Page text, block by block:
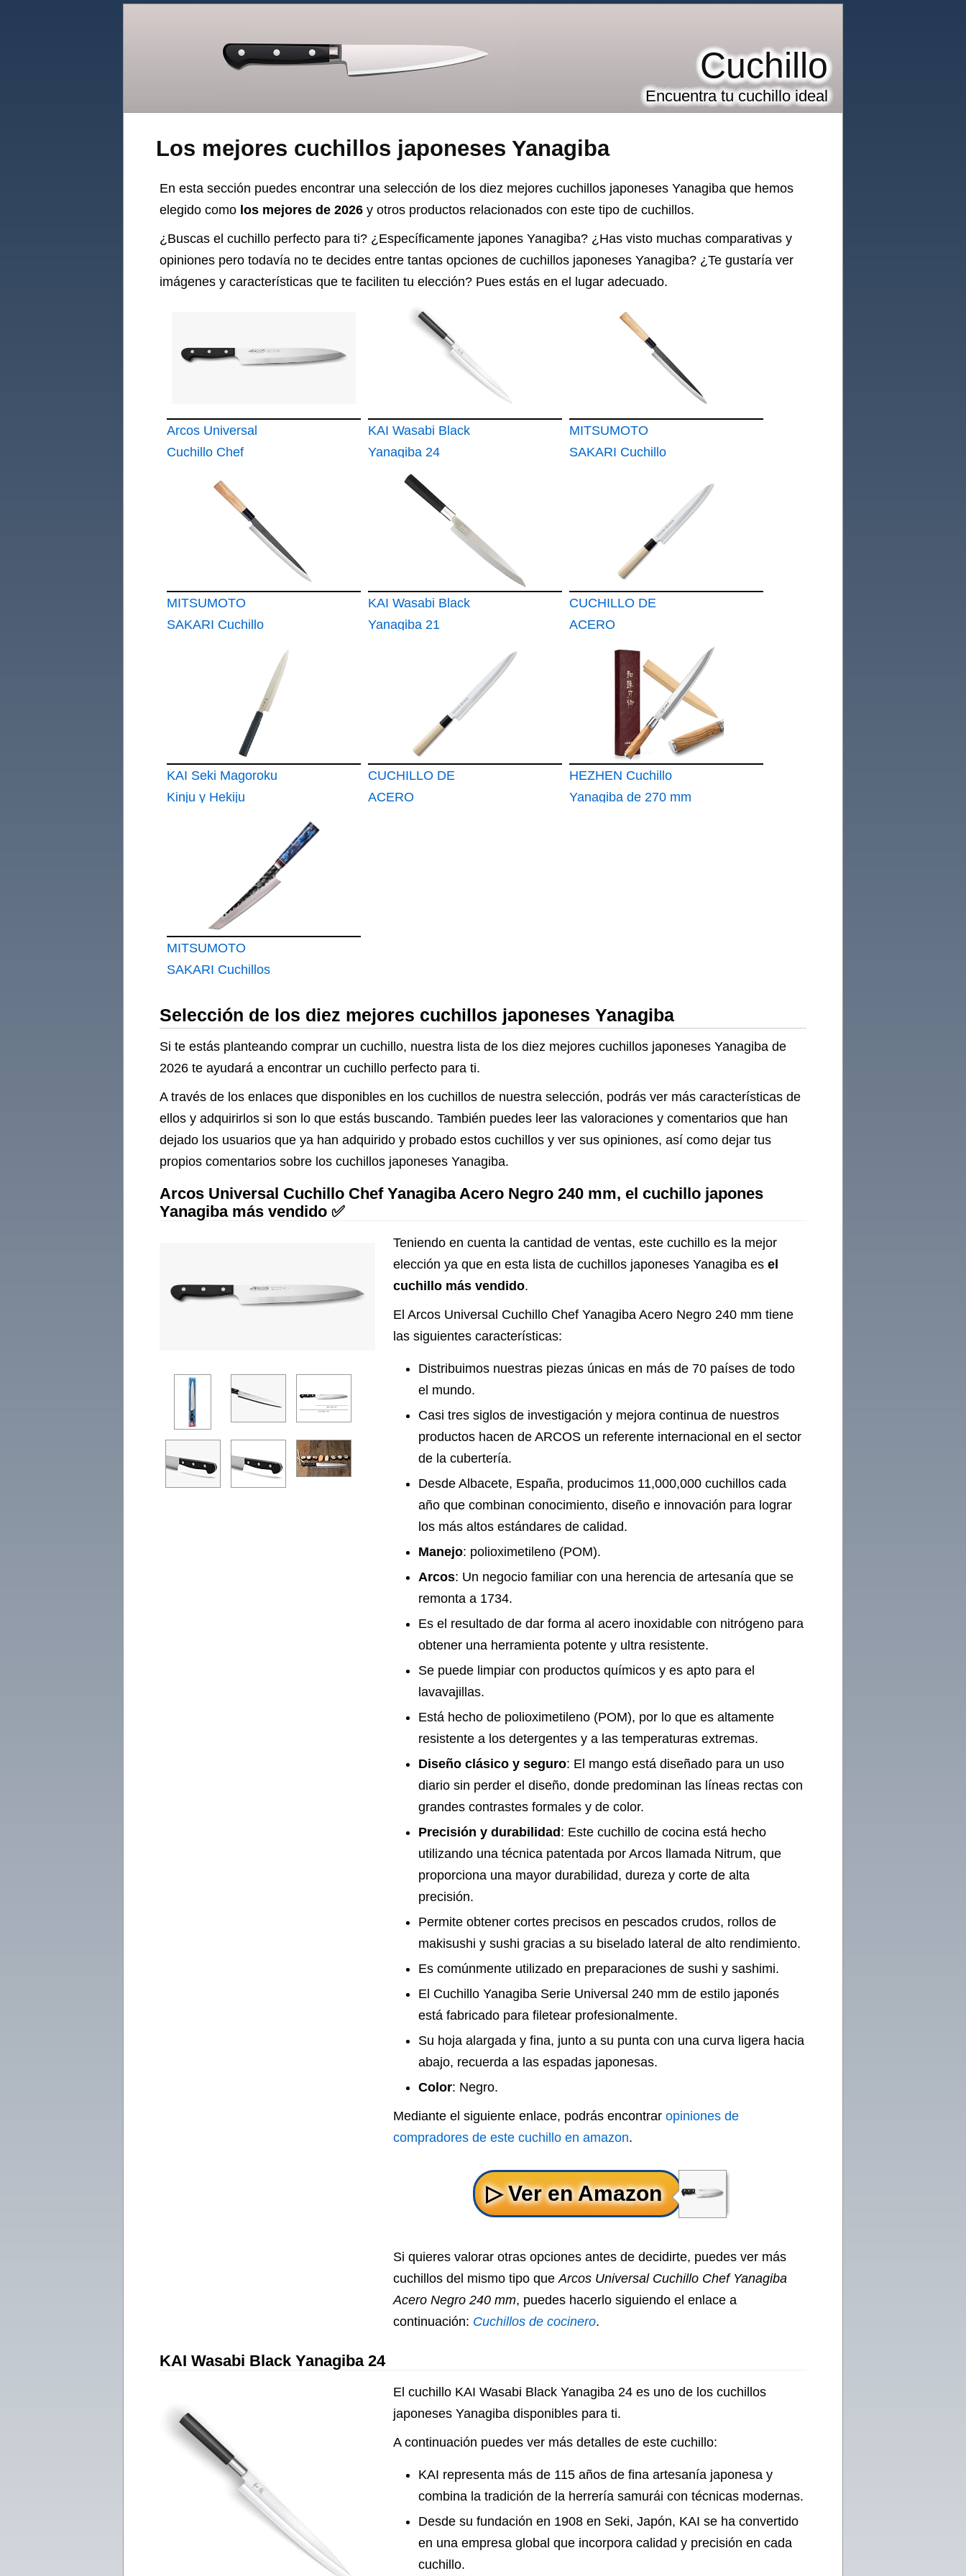
Los mejores cuchillos japoneses Yanagiba
Cuchillo
Encuentra tu cuchillo ideal
En esta sección puedes encontrar una selección de los diez mejores cuchillos japoneses Yanagiba que hemos
elegido como los mejores de 2026 y otros productos relacionados con este tipo de cuchillos.
¿Buscas el cuchillo perfecto para ti? ¿Específicamente japones Yanagiba? ¿Has visto muchas comparativas y
opiniones pero todavía no te decides entre tantas opciones de cuchillos japoneses Yanagiba? ¿Te gustaría ver
imágenes y características que te faciliten tu elección? Pues estás en el lugar adecuado.
Arcos Universal
Cuchillo Chef
Negro 240 mm
KAI Wasabi Black
Yanagiba 24
MITSUMOTO
SAKARI Cuchillo
MITSUMOTO
SAKARI Cuchillo
KAI Wasabi Black
Yanagiba 21
CUCHILLO DE
ACERO
INOXIDABLE CON
MANGO DE
MADERA DE
ARCENIPON
YANAGIBA 24 cm 3C
KAI Seki Magoroku
Kinju y Hekiju
CUCHILLO DE
ACERO
HEZHEN Cuchillo
Yanagiba de 270 mm
MITSUMOTO
SAKARI Cuchillos
Selección de los diez mejores cuchillos japoneses Yanagiba
Si te estás planteando comprar un cuchillo, nuestra lista de los diez mejores cuchillos japoneses Yanagiba de
2026 te ayudará a encontrar un cuchillo perfecto para ti.
A través de los enlaces que disponibles en los cuchillos de nuestra selección, podrás ver más características de
ellos y adquirirlos si son lo que estás buscando. También puedes leer las valoraciones y comentarios que han
dejado los usuarios que ya han adquirido y probado estos cuchillos y ver sus opiniones, así como dejar tus
propios comentarios sobre los cuchillos japoneses Yanagiba.
Arcos Universal Cuchillo Chef Yanagiba Acero Negro 240 mm, el cuchillo japones
Yanagiba más vendido ✅
Teniendo en cuenta la cantidad de ventas, este cuchillo es la mejor
elección ya que en esta lista de cuchillos japoneses Yanagiba es el
cuchillo más vendido.
El Arcos Universal Cuchillo Chef Yanagiba Acero Negro 240 mm tiene
las siguientes características:
Distribuimos nuestras piezas únicas en más de 70 países de todo
el mundo.
Casi tres siglos de investigación y mejora continua de nuestros
productos hacen de ARCOS un referente internacional en el sector
de la cubertería.
Desde Albacete, España, producimos 11,000,000 cuchillos cada
año que combinan conocimiento, diseño e innovación para lograr
los más altos estándares de calidad.
Manejo: polioximetileno (POM).
Arcos: Un negocio familiar con una herencia de artesanía que se
remonta a 1734.
Es el resultado de dar forma al acero inoxidable con nitrógeno para
obtener una herramienta potente y ultra resistente.
Se puede limpiar con productos químicos y es apto para el
lavavajillas.
Está hecho de polioximetileno (POM), por lo que es altamente
resistente a los detergentes y a las temperaturas extremas.
Diseño clásico y seguro: El mango está diseñado para un uso
diario sin perder el diseño, donde predominan las líneas rectas con
grandes contrastes formales y de color.
Precisión y durabilidad : Este cuchillo de cocina está hecho
utilizando una técnica patentada por Arcos llamada Nitrum, que
proporciona una mayor durabilidad, dureza y corte de alta
precisión.
Permite obtener cortes precisos en pescados crudos, rollos de
makisushi y sushi gracias a su biselado lateral de alto rendimiento.
Es comúnmente utilizado en preparaciones de sushi y sashimi.
El Cuchillo Yanagiba Serie Universal 240 mm de estilo japonés
está fabricado para filetear profesionalmente.
Su hoja alargada y fina, junto a su punta con una curva ligera hacia
abajo, recuerda a las espadas japonesas.
Color: Negro.
Mediante el siguiente enlace, podrás encontrar opiniones de
compradores de este cuchillo en amazon.
Si quieres valorar otras opciones antes de decidirte, puedes ver más
cuchillos del mismo tipo queArcos Universal Cuchillo Chef Yanagiba
Acero Negro 240 mm, puedes hacerlo siguiendo el enlace a
continuación: Cuchillos de cocinero.
KAI Wasabi Black Yanagiba 24
El cuchillo KAI Wasabi Black Yanagiba 24 es uno de los cuchillos
japoneses Yanagiba disponibles para ti.
A continuación puedes ver más detalles de este cuchillo:
KAI representa más de 115 años de fina artesanía japonesa y
combina la tradición de la herrería samurái con técnicas modernas.
Desde su fundación en 1908 en Seki, Japón, KAI se ha convertido
en una empresa global que incorpora calidad y precisión en cada
cuchillo.